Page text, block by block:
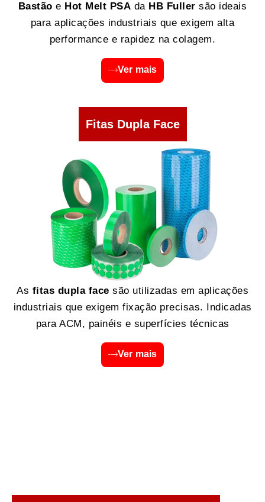
Bastão e Hot Melt PSA da HB Fuller são ideais
para aplicações industriais que exigem alta
performance e rapidez na colagem.
Ver mais
Fitas Dupla Face
As fitas dupla face são utilizadas em aplicações
industriais que exigem fixação precisas. Indicadas
para ACM, painéis e superfícies técnicas
Ver mais